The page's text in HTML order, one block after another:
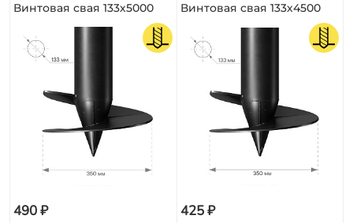
Винтовая свая 133х5000
490 ₽
Винтовая свая 133х4500
425 ₽